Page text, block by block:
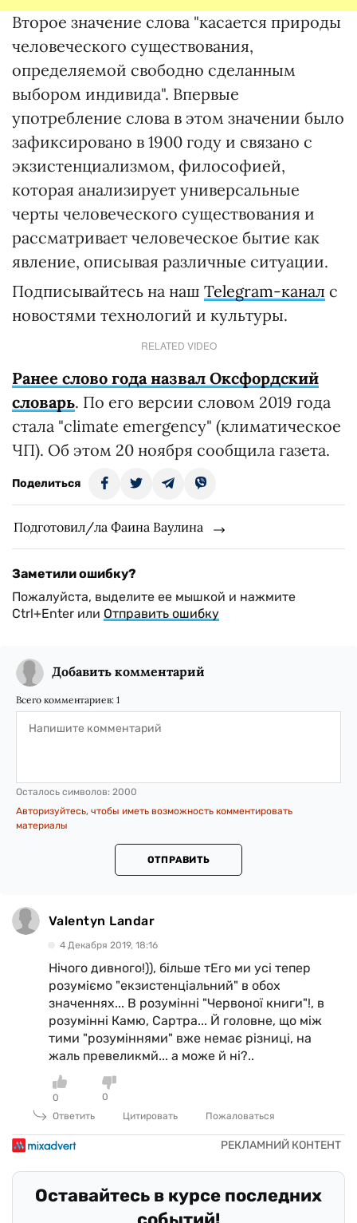
Второе значение слова "касается природы
человеческого существования,
определяемой свободно сделанным
выбором индивида". Впервые
употребление слова в этом значении было
зафиксировано в 1900 году и связано с
экзистенциализмом, философией,
которая анализирует универсальные
черты человеческого существования и
рассматривает человеческое бытие как
явление, описывая различные ситуации.
Подписывайтесь на наш Telegram-канал с
новостями технологий и культуры.
RELATED VIDEO
Ранее слово года назвал Оксфордский
словарь. По его версии словом 2019 года
стала "climate emergency" (климатическое
ЧП). Об этом 20 ноября сообщила газета.
Поделиться
Подготовил/ла Фаина Ваулина
Заметили ошибку?
Пожалуйста, выделите ее мышкой и нажмите
Ctrl+Enter или Отправить ошибку
Добавить комментарий
Всего комментариев: 1
Осталось символов: 2000
Авторизуйтесь, чтобы иметь возможность комментировать
материалы
ОТПРАВИТЬ
Valentyn Landar
4 Декабря 2019, 18:16
Нічого дивного!)), більше тЕго ми усі тепер
розуміємо "екзистенціальний" в обох
значеннях... В розумінні "Червоної книги"!, в
розумінні Камю, Сартра... Й головне, що між
тими "розуміннями" вже немає різниці, на
жаль превеликмй... а може й ні?..
0
0
Ответить
Цитировать Пожаловаться
Оставайтесь в курсе последних